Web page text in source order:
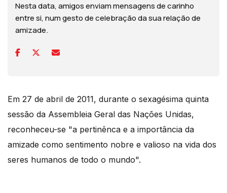
Nesta data, amigos enviam mensagens de carinho
entre si, num gesto de celebração da sua relação de
amizade.
Em 27 de abril de 2011, durante o sexagésima quinta
sessão da Assembleia Geral das Nações Unidas,
reconheceu-se "a pertinênca e a importância da
amizade como sentimento nobre e valioso na vida dos
seres humanos de todo o mundo".